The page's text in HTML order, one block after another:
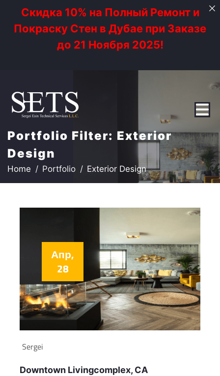
Скидка 10% на Полный Ремонт и
Покраску Стен в Дубае при Заказе
до 21 Ноября 2025!
Portfolio Filter: Exterior
Design
Home Portfolio Exterior Design
Апр,
28
Sergei
Downtown Livingcomplex, CA